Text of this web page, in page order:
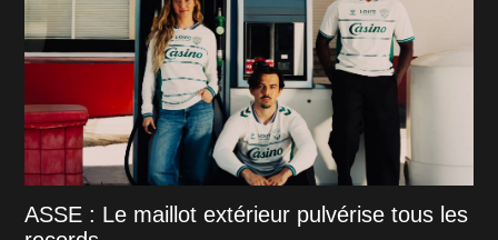
ASSE : Le maillot extérieur pulvérise tous les